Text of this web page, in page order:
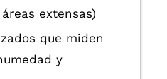
extensas)
que miden
y